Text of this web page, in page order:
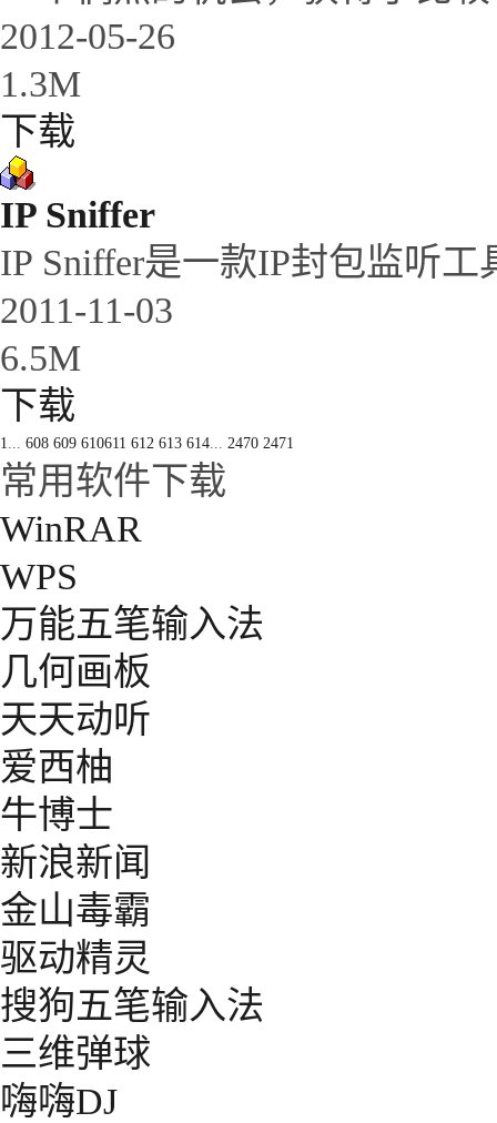
2012-05-26
1.3M
下载
IP Sniffer
IP Sniffer是一款IP封包监听
2011-11-03
6.5M
下载
1... 608 609 610611 612 613 614... 2470 2471
常用软件下载
WinRAR
WPS
万能五笔输入法
几何画板
天天动听
爱西柚
牛博士
新浪新闻
金山毒霸
驱动精灵
搜狗五笔输入法
三维弹球
嗨嗨DJ